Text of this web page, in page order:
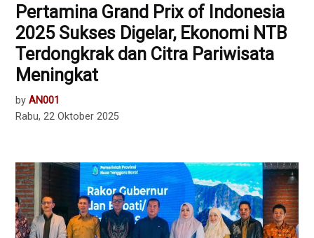
Pertamina Grand Prix of Indonesia
2025 Sukses Digelar, Ekonomi NTB
Terdongkrak dan Citra Pariwisata
Meningkat
by AN001
Rabu, 22 Oktober 2025